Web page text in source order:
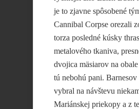
je to zjavne spôsobené
Cannibal Corpse orezali
torza posledné kúsky
metalového tkaniva,
dvojica mäsiarov na
tú nebohú pani. Barnesov
vybral na návštevu
Mariánskej priekopy a z